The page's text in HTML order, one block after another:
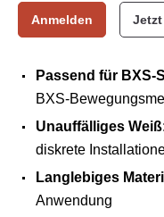
Anmelden
Passend für BXS-
BXS-
Unauffälliges Weiß
diskrete
Langlebiges
Anwendung